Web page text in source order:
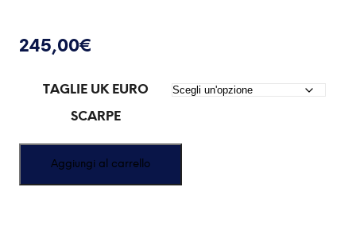
245,00€
TAGLIE UK EURO
SCARPE
Aggiungi al carrello